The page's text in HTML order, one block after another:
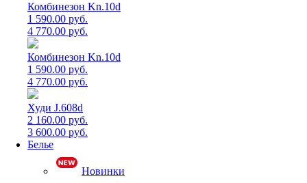
Комбинезон Kn.10d
1 590.00 руб.
4 770.00 руб.
Комбинезон Kn.10d
1 590.00 руб.
4 770.00 руб.
Худи J.608d
2 160.00 руб.
3 600.00 руб.
Белье
Новинки